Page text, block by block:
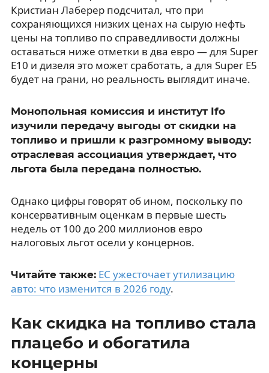
Кристиан Лаберер подсчитал, что при
сохраняющихся низких ценах на сырую нефть
цены на топливо по справедливости должны
оставаться ниже отметки в два евро — для Super
E10 и дизеля это может сработать, а для Super E5
будет на грани, но реальность выглядит иначе.
Монопольная комиссия и институт Ifo
изучили передачу выгоды от скидки на
топливо и пришли к разгромному выводу:
отраслевая ассоциация утверждает, что
льгота была передана полностью.
Однако цифры говорят об ином, поскольку по
консервативным оценкам в первые шесть
недель от 100 до 200 миллионов евро
налоговых льгот осели у концернов.
Читайте также: ЕС ужесточает утилизацию
авто: что изменится в 2026 году.
Как скидка на топливо стала
плацебо и обогатила
концерны